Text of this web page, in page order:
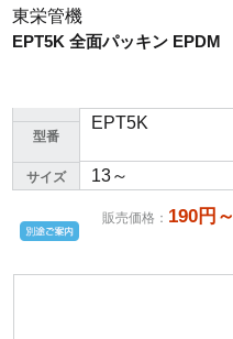
東栄管機
EPT5K 全面パッキン EPDM
型番
EPT5K
サイズ 13～
販売価格 ： 190円～